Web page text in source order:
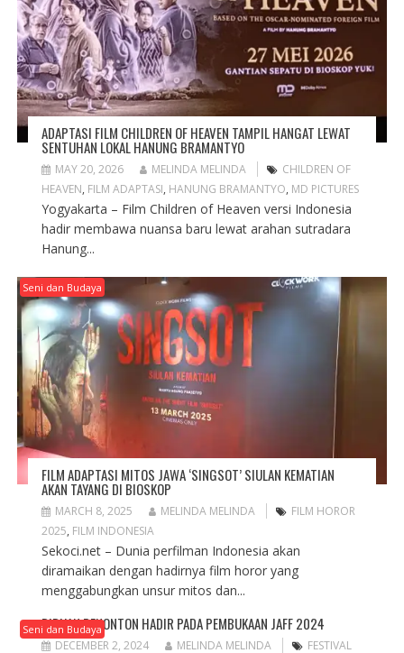
o
w
)
d
o
w
)
o
w
)
ADAPTASI FILM CHILDREN OF HEAVEN TAMPIL HANGAT LEWAT
SENTUHAN LOKAL HANUNG BRAMANTYO
MAY 20, 2026 MELINDA MELINDA
CHILDREN OF
HEAVEN, FILM ADAPTASI, HANUNG BRAMANTYO, MD PICTURES
Yogyakarta – Film Children of Heaven versi Indonesia
hadir membawa nuansa baru lewat arahan sutradara
Hanung...
Seni dan Budaya
FILM ADAPTASI MITOS JAWA ‘SINGSOT’ SIULAN KEMATIAN
AKAN TAYANG DI BIOSKOP
MARCH 8, 2025 MELINDA MELINDA
FILM HOROR
2025, FILM INDONESIA
Sekoci.net – Dunia perfilman Indonesia akan
diramaikan dengan hadirnya film horor yang
menggabungkan unsur mitos dan...
Seni dan Budaya
RIBUAN PENONTON HADIR PADA PEMBUKAAN JAFF 2024
DECEMBER 2, 2024 MELINDA MELINDA FESTIVAL